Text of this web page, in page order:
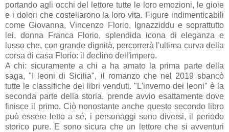
portando agli occhi del lettore tutte le loro emozioni, le gioie
e i dolori che costellarono la loro vita. Figure indimenticabili
come Giovanna, Vincenzo Florio, Ignazziddu e soprattutto
lei, donna Franca Florio, splendida icona di eleganza e
lusso che, con grande dignità, percorrerà l'ultima curva della
corsa di casa Florio: il declino dell'impero.
A chi: sicuramente a chi a ha amato la prima parte della
saga, "I leoni di Sicilia", il romanzo che nel 2019 sbancò
tutte le classifiche dei libri venduti. "L'inverno dei leoni" è la
seconda parte della storia, prende avvio esattamente dove
finisce il primo. Ciò nonostante anche questo secondo libro
può essere letto a sé, i personaggi sono diversi, il periodo
storico pure. E sono sicura che un lettore che si avventuri